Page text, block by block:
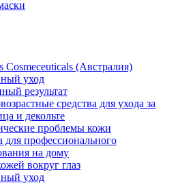
Cosmeceuticals (Австралия)
уход
результат
средства для ухода за
и декольте
проблемы кожи
для профессионального
на дому
вокруг глаз
уход